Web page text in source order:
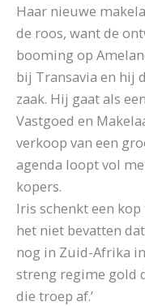
Haar nieuwe
de roos, want de
booming op
bij Transavia en hij
zaak. Hij gaat als
Vastgoed en
verkoop van een
agenda loopt vol
kopers.
Iris schenkt een kop
het niet bevatten
nog in Zuid-Afrika
streng regime gold
die troep af.’